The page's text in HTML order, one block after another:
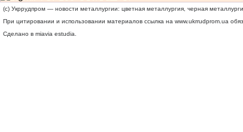
(c) Укррудпром — новости металлургии: цветная металлургия, черная
При цитировании и использовании материалов ссылка на www.ukrrudprom.ua
Сделано в miavia estudia.